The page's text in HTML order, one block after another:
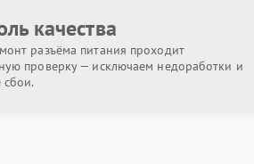
качества
разъёма питания проходит
проверку — исключаем недоработки и
сбои.